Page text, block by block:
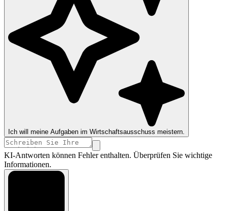
Ich will meine Aufgaben im Wirtschaftsausschuss meistern.
KI-Antworten können Fehler enthalten. Überprüfen Sie wichtige
Informationen.